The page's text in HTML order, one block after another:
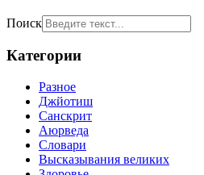
Поиск
Категории
Разное
Джйотиш
Санскрит
Аюрведа
Словари
Высказывания великих